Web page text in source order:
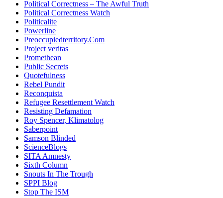
Political Correctness – The Awful Truth
Political Correctness Watch
Politicalite
Powerline
Preoccupiedterritory.Com
Project veritas
Promethean
Public Secrets
Quotefulness
Rebel Pundit
Reconquista
Refugee Resettlement Watch
Resisting Defamation
Roy Spencer, Klimatolog
Saberpoint
Samson Blinded
ScienceBlogs
SITA Amnesty
Sixth Column
Snouts In The Trough
SPPI Blog
Stop The ISM